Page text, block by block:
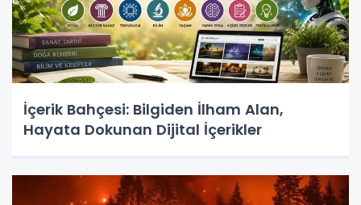
İçerik Bahçesi: Bilgiden İlham Alan,
Hayata Dokunan Dijital İçerikler